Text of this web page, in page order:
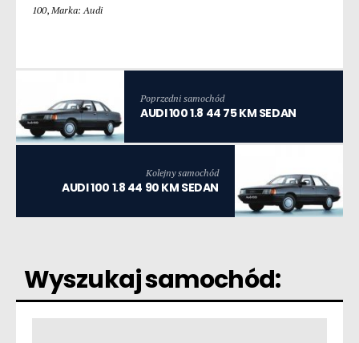
100, Marka: Audi
Poprzedni samochód
AUDI 100 1.8 44 75 KM SEDAN
Kolejny samochód
AUDI 100 1.8 44 90 KM SEDAN
Wyszukaj samochód: